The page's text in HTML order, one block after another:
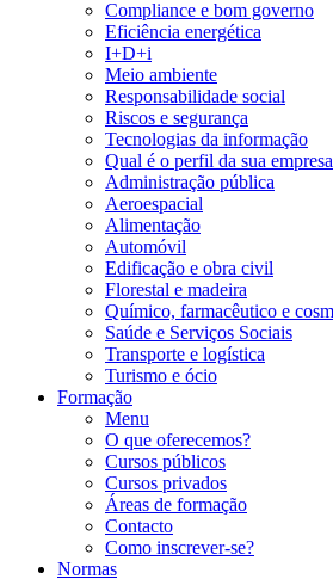
Compliance e bom governo
Eficiência energética
I+D+i
Meio ambiente
Responsabilidade social
Riscos e segurança
Tecnologias da informação
Qual é o perfil da sua
Administração pública
Aeroespacial
Alimentação
Automóvil
Edificação e obra civil
Florestal e madeira
Químico, farmacêutico e
Saúde e Serviços Sociais
Transporte e logística
Turismo e ócio
Formação
Menu
O que oferecemos?
Cursos públicos
Cursos privados
Áreas de formação
Contacto
Como inscrever-se?
Normas